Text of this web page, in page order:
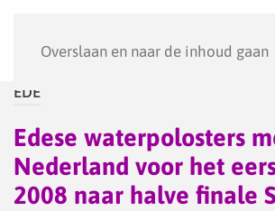
Overslaan en naar de inhoud gaan
EDE
Edese waterpolosters
Nederland voor het
2008 naar halve finale